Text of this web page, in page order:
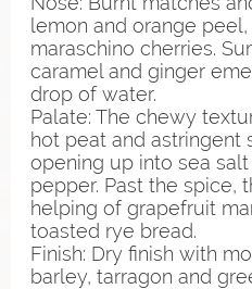
lemon and orange
maraschino cherries.
caramel and ginger
drop of water.
Palate: The chewy
hot peat and astringent
opening up into sea
pepper. Past the spice,
helping of grapefruit
toasted rye bread.
Finish: Dry finish with
barley, tarragon and